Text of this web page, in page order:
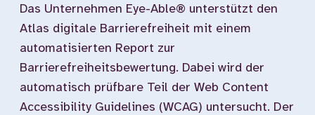
Das Unternehmen Eye-Able® unterstützt den
Atlas digitale Barrierefreiheit mit einem
automatisierten Report zur
Barrierefreiheitsbewertung. Dabei wird der
automatisch prüfbare Teil der Web Content
Accessibility Guidelines (WCAG) untersucht. Der